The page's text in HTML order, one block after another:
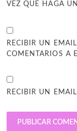
VEZ QUE HAGA
RECIBIR UN
COMENTARIOS A
RECIBIR UN